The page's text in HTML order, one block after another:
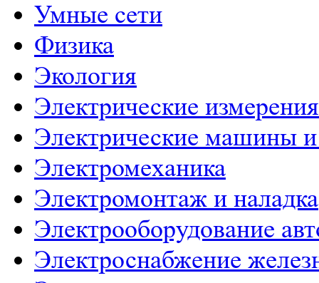
Умные сети
Физика
Экология
Электрические измерения
Электрические машины
Электромеханика
Электромонтаж и наладка
Электрооборудование
Электроснабжение